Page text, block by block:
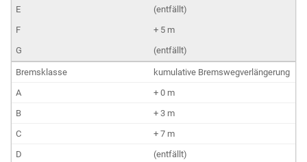
(entfällt)
+ 5 m
(entfällt)
kumulative Bremswegverlängerung
+ 0 m
+ 3 m
+ 7 m
(entfällt)